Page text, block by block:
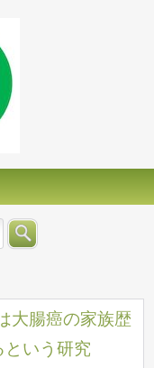
大腸癌の家族歴
という研究